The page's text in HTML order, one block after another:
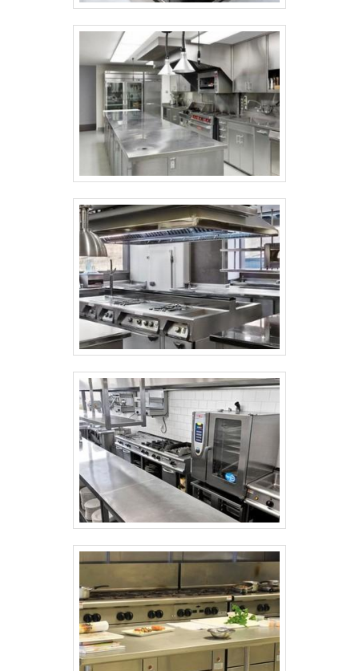
serviços e responsável, qualificações
construídas por focar suas ações no
resultado final, tendo escritório de alta
qualidade onde são realizadas as
atividades e equipamentos de última
geração. Esses fatores, somados a um
time com equipe empenhada em criar a
melhor experiência para seus clientes e
profissionais experientes no ramo,
garantem o sucesso de cada cliente de
ponta a ponta. .